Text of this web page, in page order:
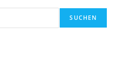
SUCHEN